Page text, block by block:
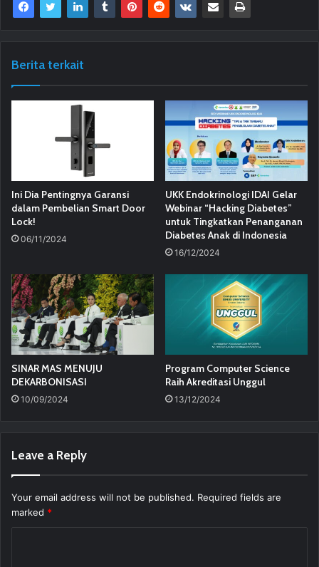
Berita terkait
Ini Dia Pentingnya Garansi
dalam Pembelian Smart Door
Lock!
06/11/2024
UKK Endokrinologi IDAI Gelar
Webinar “Hacking Diabetes”
untuk Tingkatkan Penanganan
Diabetes Anak di Indonesia
16/12/2024
SINAR MAS MENUJU
DEKARBONISASI
10/09/2024
Program Computer Science
Raih Akreditasi Unggul
13/12/2024
Leave a Reply
Your email address will not be published. Required fields are
marked *